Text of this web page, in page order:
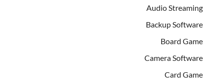
Audio Streaming
Backup Software
Board Game
Camera Software
Card Game